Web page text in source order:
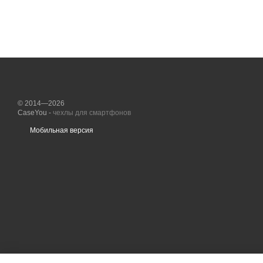
© 2014—2026
CaseYou - чехлы для смартфонов
Мобильная версия